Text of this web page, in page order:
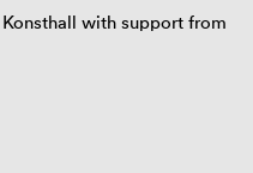
with support from